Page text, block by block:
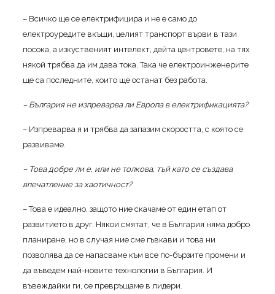
– Всичко ще се електрифицира и не е само до
електроуредите вкъщи, целият транспорт върви в тази
посока, а изкуственият интелект, дейта центровете, на тях
някой трябва да им дава тока. Така че електроинженерите
ще са последните, които ще останат без работа.
– България не изпреварва ли Европа в електрификацията?
– Изпреварва я и трябва да запазим скоростта, с която се
развиваме.
– Това добре ли е, или не толкова, тъй като се създава
впечатление за хаотичност?
– Това е идеално, защото ние скачаме от един етап от
развитието в друг. Някои смятат, че в България няма добро
планиране, но в случая ние сме гъвкави и това ни
позволява да се напасваме към все по-бързите промени и
да въведем най-новите технологии в България. И
въвеждайки ги, се превръщаме в лидери.